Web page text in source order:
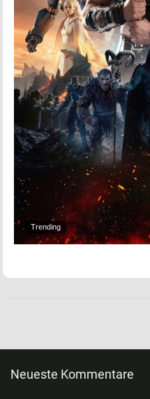
Trending
Neueste Kommentare